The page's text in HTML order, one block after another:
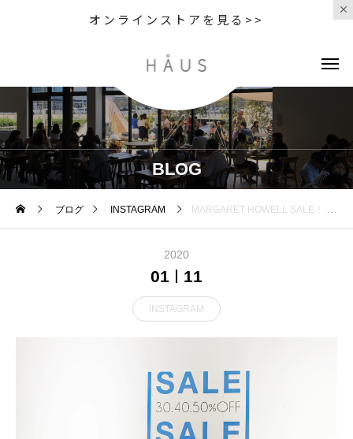
オンラインストアを見る>>
BLOG
ブログ INSTAGRAM MARGARET HOWELL SALE！ 気になっていた あのニットやコートも SALEになってるかも？ 急げや急げです
2020
01 11
INSTAGRAM